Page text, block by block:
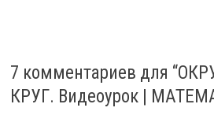
7 комментариев для “
КРУГ. Видеоурок |